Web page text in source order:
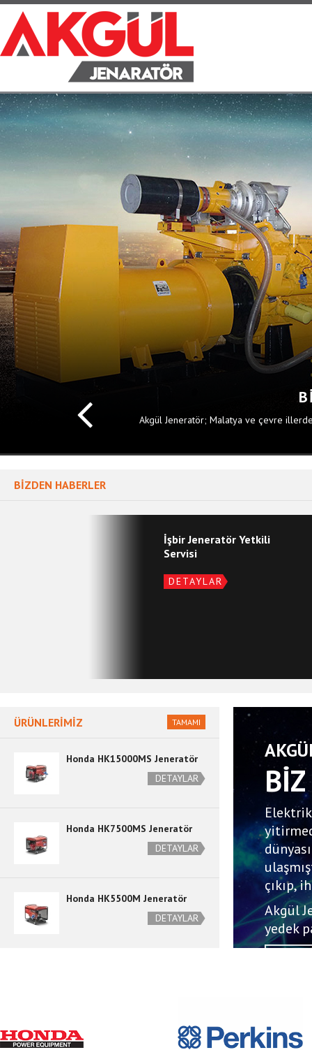
ANA SAYFA
Hoş Geldiniz?
Akgül Jeneratör; Malatya ve çevre
BİZDEN HABERLER
İşbir Jeneratör Yetkili
Servisi
DETAYLAR
ÜRÜNLERİMİZ TAMAMI
Honda HK15000MS Jeneratör
DETAYLAR
Honda HK7500MS Jeneratör
DETAYLAR
Honda HK5500M Jeneratör
DETAYLAR
BİZ
çıkıp,
Akgül
yedek